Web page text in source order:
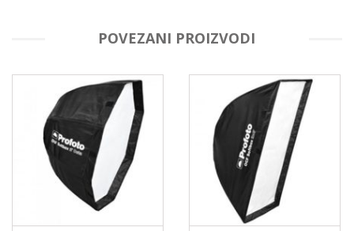
POVEZANI PROIZVODI